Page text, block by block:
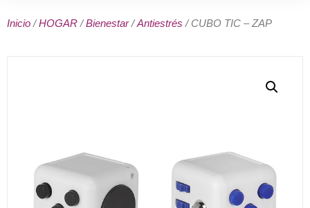
Inicio /HOGAR /Bienestar/Antiestrés / CUBO TIC – ZAP